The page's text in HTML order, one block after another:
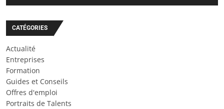
CATÉGORIES
Actualité
Entreprises
Formation
Guides et Conseils
Offres d'emploi
Portraits de Talents